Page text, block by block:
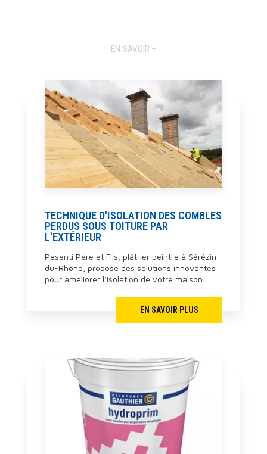
EN SAVOIR +
TECHNIQUE D'ISOLATION DES COMBLES
PERDUS SOUS TOITURE PAR
L'EXTÉRIEUR
Pesenti Père et Fils, plâtrier peintre à Sérézin-
du-Rhône, propose des solutions innovantes
pour améliorer l’isolation de votre maison....
EN SAVOIR PLUS